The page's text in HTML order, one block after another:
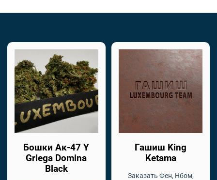
Бошки Ак-47 Y
Griega Domina
Black
Гашиш King
Ketama
Заказать Фен, Нбом,